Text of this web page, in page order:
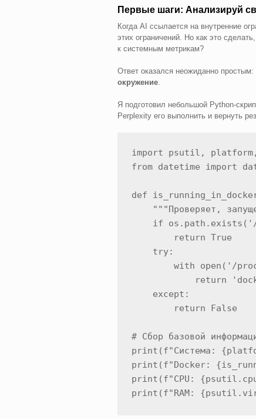
Первые шаги: Анализируй
Когда AI ссылается на внутренние
этих ограничений. Но как это
к системным метрикам?
Ответ оказался неожиданно простым:
окружение.
Я подготовил небольшой Python-
Perplexity его выполнить и вернуть
import psutil,
from datetime import
def
"""Проверяет,
if
        return True
    try:
with open('/
return
    except:
        return False
# Сбор базовой
print(f"Система:
print(f"Docker:
print(f"CPU:
print(f"RAM: